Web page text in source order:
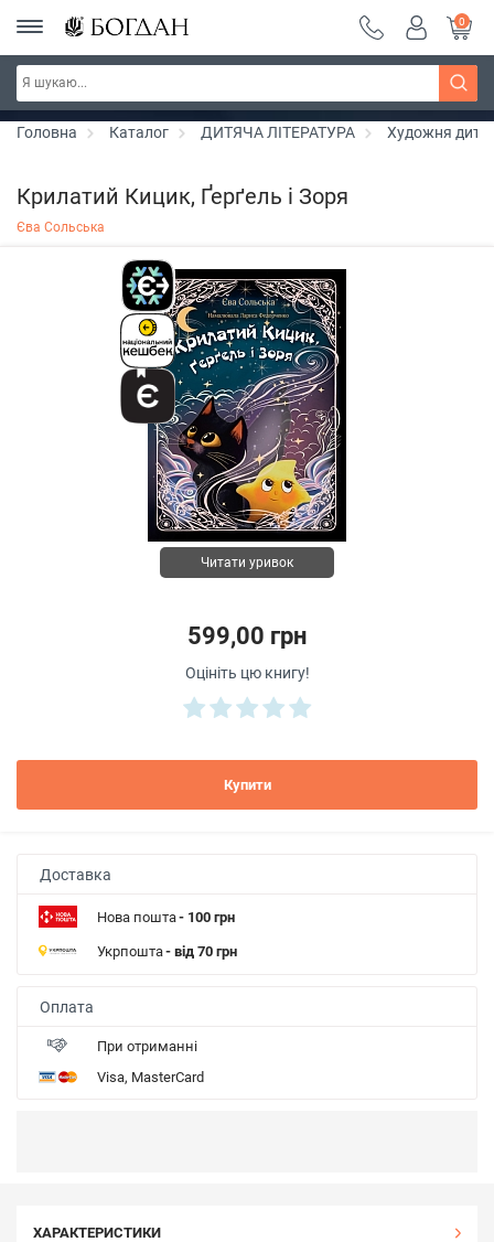
РОЗПРОДАЖ ~ 150 грн ~ 200 грн ~ 250 грн ~
300 грн ~ РОЗПРОДАЖ
Дізнатись більше
0
Головна Каталог ДИТЯЧА ЛІТЕРАТУРА Художня
Крилатий Кицик, Ґерґель і Зоря
Єва Сольська
Читати уривок
599,00 грн
Оцініть цю книгу!
Купити
Доставка
Нова пошта- 100 грн
Укрпошта- від 70 грн
Оплата
При отриманні
Visa, MasterCard
ХАРАКТЕРИСТИКИ